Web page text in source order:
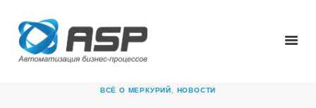
ВСЁ О МЕРКУРИЙ НОВОСТИ